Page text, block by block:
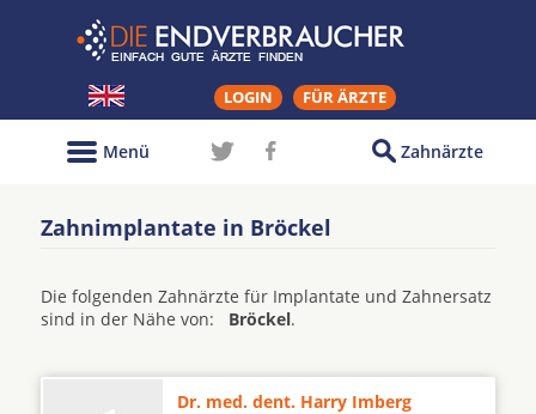
LOGIN FÜR ÄRZTE
Zahnärzte
Menü
Zahnimplantate in Bröckel
Die folgenden Zahnärzte für Implantate und Zahnersatz
sind in der Nähe von: Bröckel.
Dr. med. dent. Harry Imberg